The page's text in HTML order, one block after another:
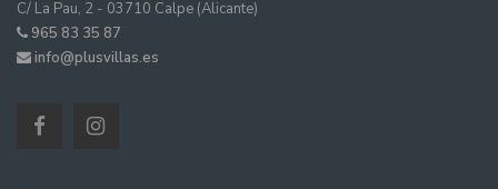
C/ La Pau, 2 - 03710 Calpe (Alicante)
965 83 35 87
info@plusvillas.es